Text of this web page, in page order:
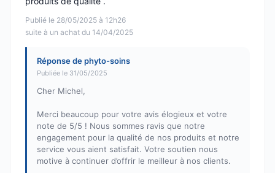
Publié le 28/05/2025 à 12h26
suite à un achat du 14/04/2025
Réponse de phyto-soins
Publiée le 31/05/2025
Cher Michel,
Merci beaucoup pour votre avis élogieux et votre
note de 5/5 ! Nous sommes ravis que notre
engagement pour la qualité de nos produits et notre
service vous aient satisfait. Votre soutien nous
motive à continuer d’offrir le meilleur à nos clients.